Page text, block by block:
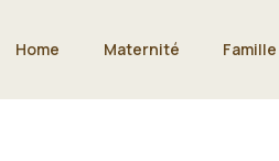
Home Maternité Famille